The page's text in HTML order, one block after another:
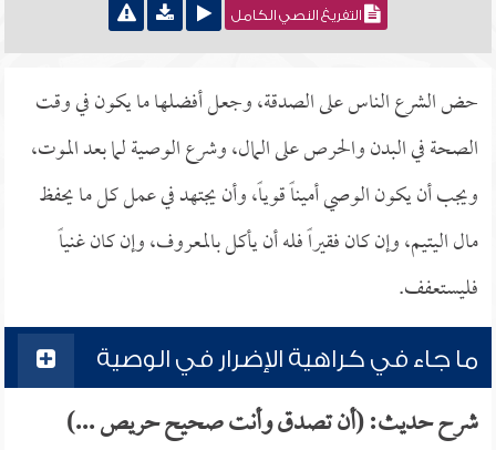
التفريغ النصي الكامل
حض الشرع الناس على الصدقة، وجعل أفضلها ما يكون في وقت
الصحة في البدن والحرص على المال، وشرع الوصية لما بعد الموت،
ويجب أن يكون الوصي أميناً قوياً، وأن يجتهد في عمل كل ما يحفظ
مال اليتيم، وإن كان فقيراً فله أن يأكل بالمعروف، وإن كان غنياً
فليستعفف.
ما جاء في كراهية الإضرار في الوصية
شرح حديث: (أن تصدق وأنت صحيح حريص ...)